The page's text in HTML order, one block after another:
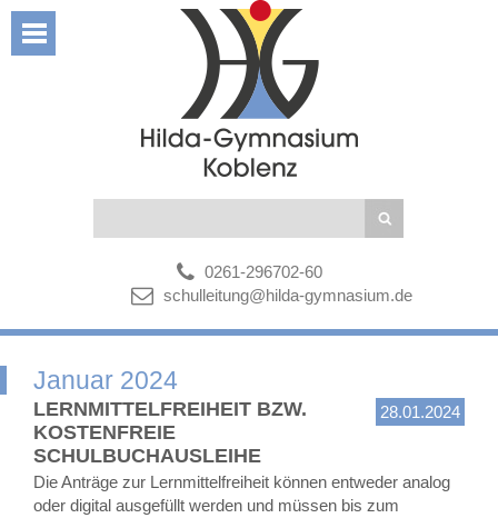
0261-296702-60
schulleitung@hilda-gymnasium.de
Januar 2024
28.01.2024
LERNMITTELFREIHEIT BZW.
KOSTENFREIE
SCHULBUCHAUSLEIHE
Die Anträge zur Lernmittelfreiheit können entweder analog
oder digital ausgefüllt werden und müssen bis zum